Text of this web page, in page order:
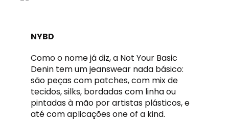
NYBD
Como o nome já diz, a Not Your Basic
Denin tem um jeanswear nada básico:
são peças com patches, com mix de
tecidos, silks, bordadas com linha ou
pintadas à mão por artistas plásticos, e
até com aplicações one of a kind.